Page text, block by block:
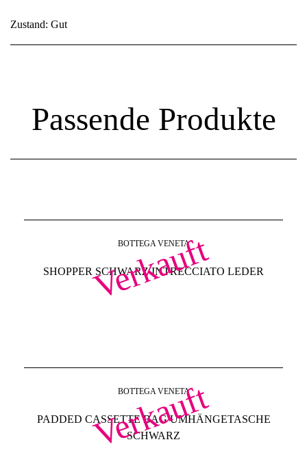
Zustand: Gut
Passende Produkte
Verkauft
BOTTEGA VENETA
SHOPPER SCHWARZ INTRECCIATO LEDER
Verkauft
BOTTEGA VENETA
PADDED CASSETTE BAG UMHÄNGETASCHE
SCHWARZ